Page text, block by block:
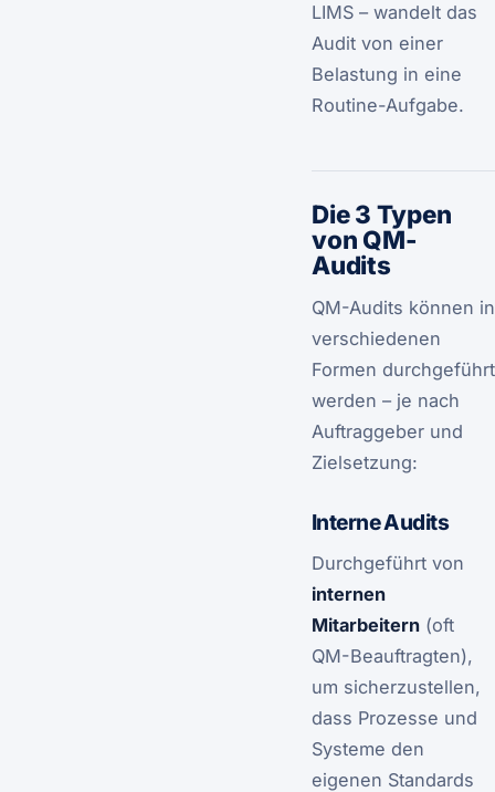
LIMS – wandelt das
Audit von einer
Belastung in eine
Routine-Aufgabe.
Die 3 Typen
von QM-
Audits
QM-Audits können in
verschiedenen
Formen durchgeführt
werden – je nach
Auftraggeber und
Zielsetzung:
Interne Audits
Durchgeführt von
internen
Mitarbeitern (oft
QM-Beauftragten),
um sicherzustellen,
dass Prozesse und
Systeme den
eigenen Standards